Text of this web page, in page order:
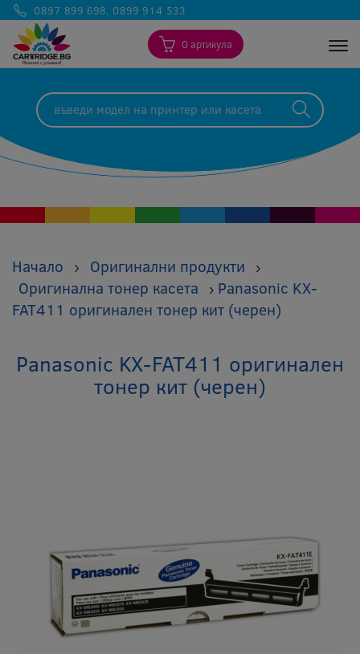
0897 899 698, 0899 914 533
0 артикула
Начало › Оригинални продукти ›
Оригинална тонер касета › Panasonic KX-
FAT411 оригинален тонер кит (черен)
Panasonic KX-FAT411 оригинален
тонер кит (черен)